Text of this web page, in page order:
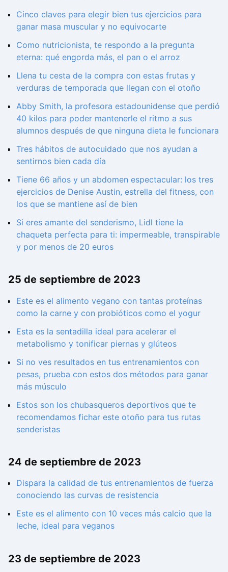
Cinco claves para elegir bien tus ejercicios para
ganar masa muscular y no equivocarte
Como nutricionista, te respondo a la pregunta
eterna: qué engorda más, el pan o el arroz
Llena tu cesta de la compra con estas frutas y
verduras de temporada que llegan con el otoño
Abby Smith, la profesora estadounidense que perdió
40 kilos para poder mantenerle el ritmo a sus
alumnos después de que ninguna dieta le funcionara
Tres hábitos de autocuidado que nos ayudan a
sentirnos bien cada día
Tiene 66 años y un abdomen espectacular: los tres
ejercicios de Denise Austin, estrella del fitness, con
los que se mantiene así de bien
Si eres amante del senderismo, Lidl tiene la
chaqueta perfecta para ti: impermeable, transpirable
y por menos de 20 euros
25 de septiembre de 2023
Este es el alimento vegano con tantas proteínas
como la carne y con probióticos como el yogur
Esta es la sentadilla ideal para acelerar el
metabolismo y tonificar piernas y glúteos
Si no ves resultados en tus entrenamientos con
pesas, prueba con estos dos métodos para ganar
más músculo
Estos son los chubasqueros deportivos que te
recomendamos fichar este otoño para tus rutas
senderistas
24 de septiembre de 2023
Dispara la calidad de tus entrenamientos de fuerza
conociendo las curvas de resistencia
Este es el alimento con 10 veces más calcio que la
leche, ideal para veganos
23 de septiembre de 2023